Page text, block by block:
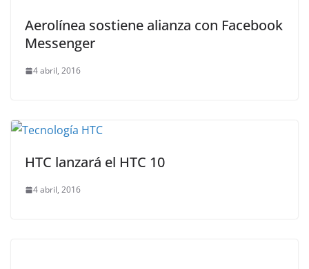
Aerolínea sostiene alianza con Facebook
Messenger
4 abril, 2016
HTC lanzará el HTC 10
4 abril, 2016